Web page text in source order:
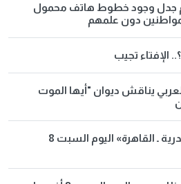
جدل وجود خطوط هاتف محمول
دون علمهم
الإفتاء تجيب
يناقش ديوان "أيها الموت
مواعيد قطارات «الإسكندرية ـ القاهرة» اليوم السبت 8